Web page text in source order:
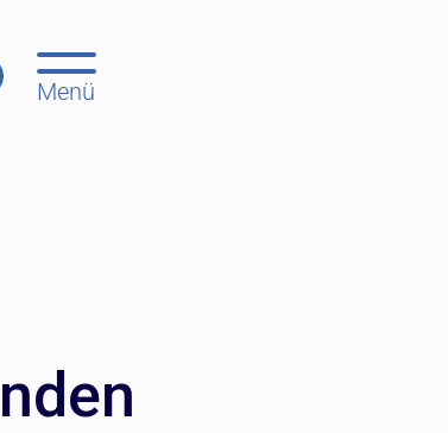
Menü